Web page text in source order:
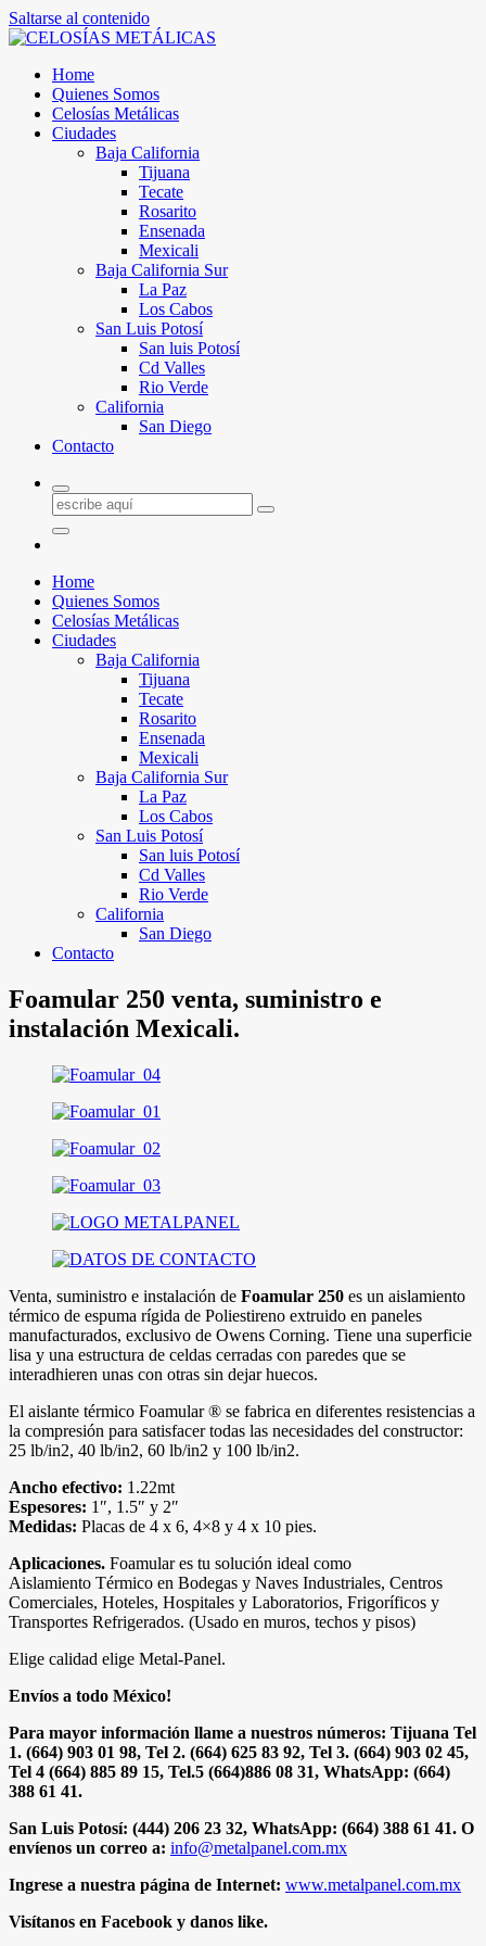
Saltarse al contenido
Home
Quienes Somos
Celosías Metálicas
Ciudades
Baja California
Tijuana
Tecate
Rosarito
Ensenada
Mexicali
Baja California Sur
La Paz
Los Cabos
San Luis Potosí
San luis Potosí
Cd Valles
Rio Verde
California
San Diego
Contacto
Home
Quienes Somos
Celosías Metálicas
Ciudades
Baja California
Tijuana
Tecate
Rosarito
Ensenada
Mexicali
Baja California Sur
La Paz
Los Cabos
San Luis Potosí
San luis Potosí
Cd Valles
Rio Verde
California
San Diego
Contacto
Foamular 250 venta, suministro e
instalación Mexicali.
Venta, suministro e instalación de Foamular 250 es un aislamiento
térmico de espuma rígida de Poliestireno extruido en paneles
manufacturados, exclusivo de Owens Corning. Tiene una superficie
lisa y una estructura de celdas cerradas con paredes que se
interadhieren unas con otras sin dejar huecos.
El aislante térmico Foamular ® se fabrica en diferentes resistencias a
la compresión para satisfacer todas las necesidades del constructor:
25 lb/in2, 40 lb/in2, 60 lb/in2 y 100 lb/in2.
Ancho efectivo: 1.22mt
Espesores: 1″, 1.5″ y 2″
Medidas: Placas de 4 x 6, 4×8 y 4 x 10 pies.
Aplicaciones. Foamular es tu solución ideal como
Aislamiento Térmico en Bodegas y Naves Industriales, Centros
Comerciales, Hoteles, Hospitales y Laboratorios, Frigoríficos y
Transportes Refrigerados. (Usado en muros, techos y pisos)
Elige calidad elige Metal-Panel.
Envíos a todo México!
Para mayor información llame a nuestros números: Tijuana Tel
1. (664) 903 01 98, Tel 2. (664) 625 83 92, Tel 3. (664) 903 02 45,
Tel 4 (664) 885 89 15, Tel.5 (664)886 08 31, WhatsApp: (664)
388 61 41.
San Luis Potosí: (444) 206 23 32, WhatsApp: (664) 388 61 41. O
envíenos un correo a: info@metalpanel.com.mx
Ingrese a nuestra página de Internet: www.metalpanel.com.mx
Visítanos en Facebook y danos like.